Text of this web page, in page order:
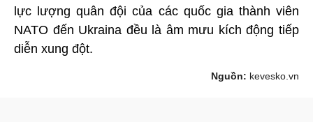
lực lượng quân đội của các quốc gia thành viên
NATO đến Ukraina đều là âm mưu kích động tiếp
diễn xung đột.
Nguồn: kevesko.vn